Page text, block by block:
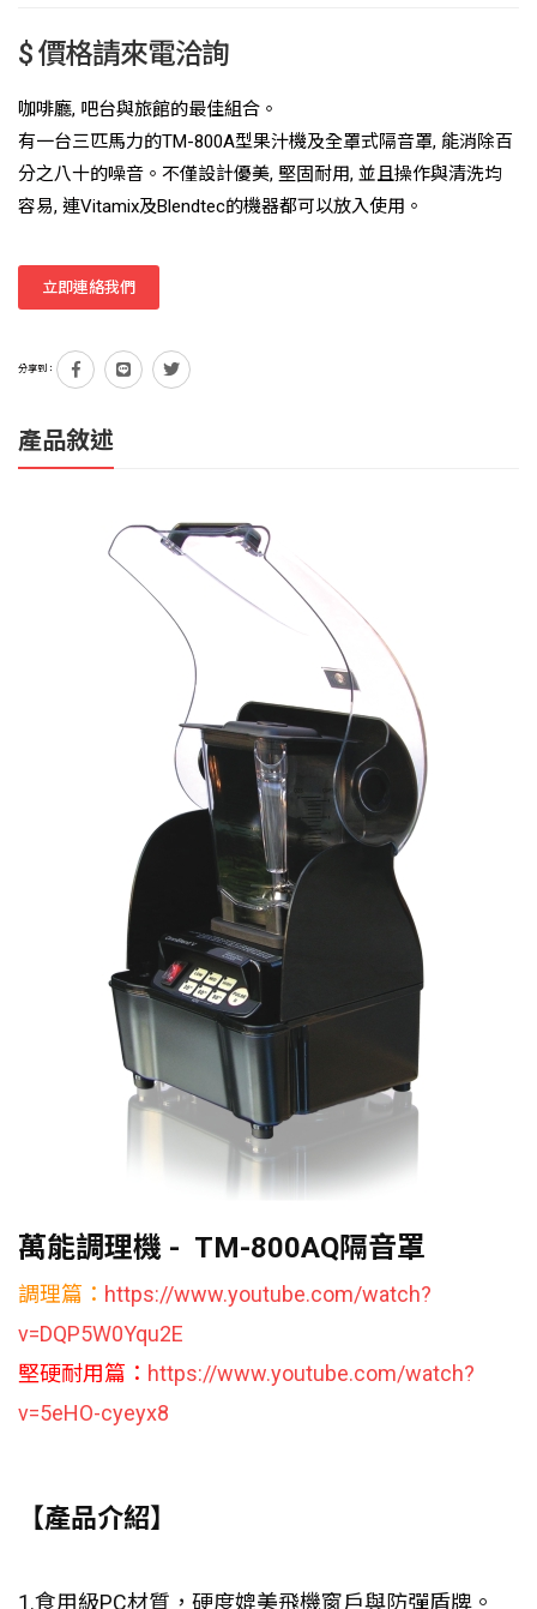
$ 價格請來電洽詢
咖啡廳, 吧台與旅館的最佳組合。
有一台三匹馬力的TM-800A型果汁機及全罩式隔音罩, 能消除百
分之八十的噪音。不僅設計優美, 堅固耐用, 並且操作與清洗均
容易, 連Vitamix及Blendtec的機器都可以放入使用。
立即連絡我們
分享到：
產品敘述
萬能調理機 - TM-800AQ隔音罩
調理篇： https://www.youtube.com/watch?
v=DQP5W0Yqu2E
堅硬耐用篇： https://www.youtube.com/watch?
v=5eHO-cyeyx8
【產品介紹】
1.食用級PC材質，硬度媲美飛機窗戶與防彈盾牌。